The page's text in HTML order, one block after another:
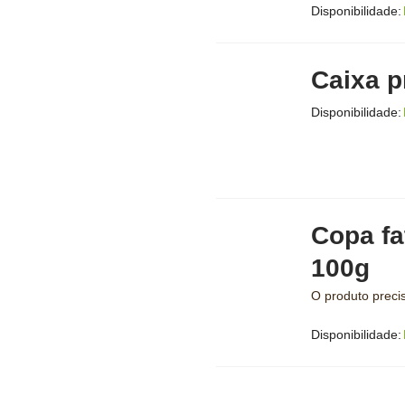
Disponibilidade:
Caixa
Disponibilidade:
Copa
100g
O produto
Disponibilidade: